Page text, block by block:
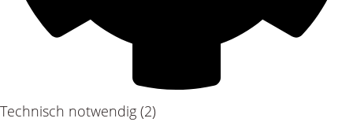
Technisch notwendig (2)